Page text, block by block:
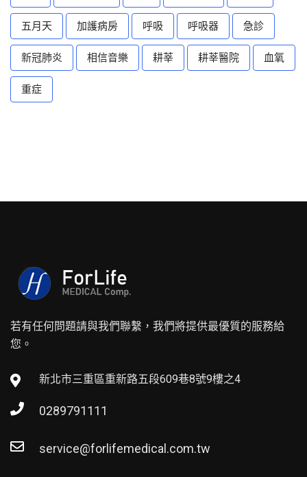
五月天 加護病房 呼吸 呼吸器 急診
新冠肺炎 相信音樂 耕莘 耕莘醫院 血氧
重症
若有任何問題請與我們聯繫，我們將提供最優質的服務給
您。
新北市三重區重新路五段609巷8號9樓之4
0289791111
service@forlifemedical.com.tw